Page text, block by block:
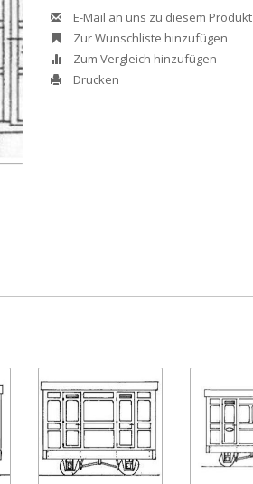
E-Mail an uns zu diesem Produkt
Zur Wunschliste hinzufügen
Zum Vergleich hinzufügen
Drucken